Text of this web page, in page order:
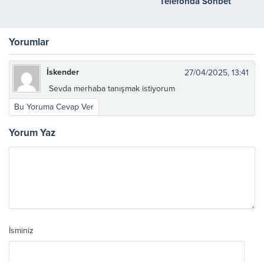
Yorumlar
İskender
27/04/2025, 13:41
Sevda merhaba tanışmak istiyorum
Bu Yoruma Cevap Ver
Yorum Yaz
İsminiz